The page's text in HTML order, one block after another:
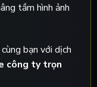
tầm hình ảnh
bạn với dịch
công ty trọn